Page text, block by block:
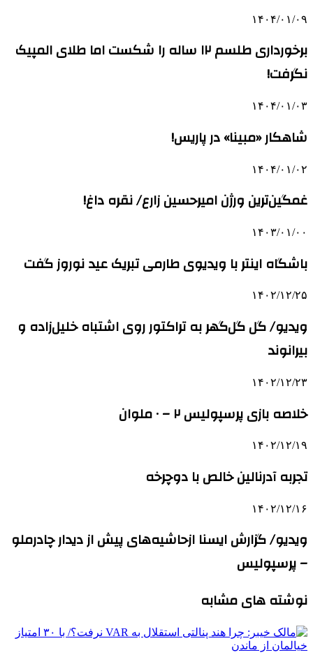
۱۴۰۴/۰۱/۰۹
برخورداری طلسم ۱۲ ساله را شکست اما طلای المپیک
نگرفت!
۱۴۰۴/۰۱/۰۳
شاهکار «مبینا» در پاریس!
۱۴۰۴/۰۱/۰۲
غمگین‌ترین ورژن امیرحسین زارع/ نقره داغ!
۱۴۰۳/۰۱/۰۰
باشگاه اینتر با ویدیوی طارمی تبریک عید نوروز گفت
۱۴۰۲/۱۲/۲۵
ویدیو/ گل گل‌گهر به تراکتور روی اشتباه خلیل‌زاده و
بیرانوند
۱۴۰۲/۱۲/۲۳
خلاصه بازی پرسپولیس ۲ – ۰ ملوان
۱۴۰۲/۱۲/۱۹
تجربه آدرنالین خالص با دوچرخه
۱۴۰۲/۱۲/۱۶
ویدیو/ گزارش ایسنا ازحاشیه‌های پیش از دیدار چادرملو
– پرسپولیس
نوشته های مشابه